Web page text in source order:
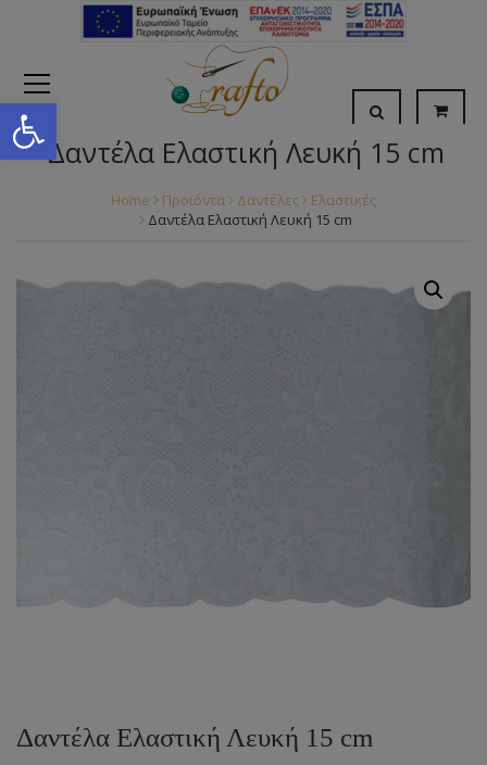
Open toolbar
Δαντέλα Ελαστική Λευκή 15 cm
Home Προϊόντα Δαντέλες
Ελαστικές
Δαντέλα Ελαστική Λευκή 15 cm
Δαντέλα Ελαστική Λευκή 15 cm